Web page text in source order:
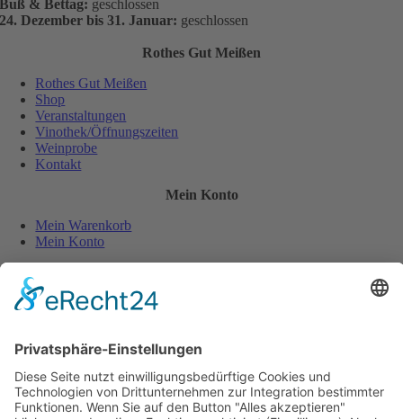
Buß & Bettag: geschlossen
24. Dezember bis 31. Januar: geschlossen
Rothes Gut Meißen
Rothes Gut Meißen
Shop
Veranstaltungen
Vinothek/Öffnungszeiten
Weinprobe
Kontakt
Mein Konto
Mein Warenkorb
Mein Konto
Wiederverkäufer
Wein Exposé
Folgen Sie uns auch auf: